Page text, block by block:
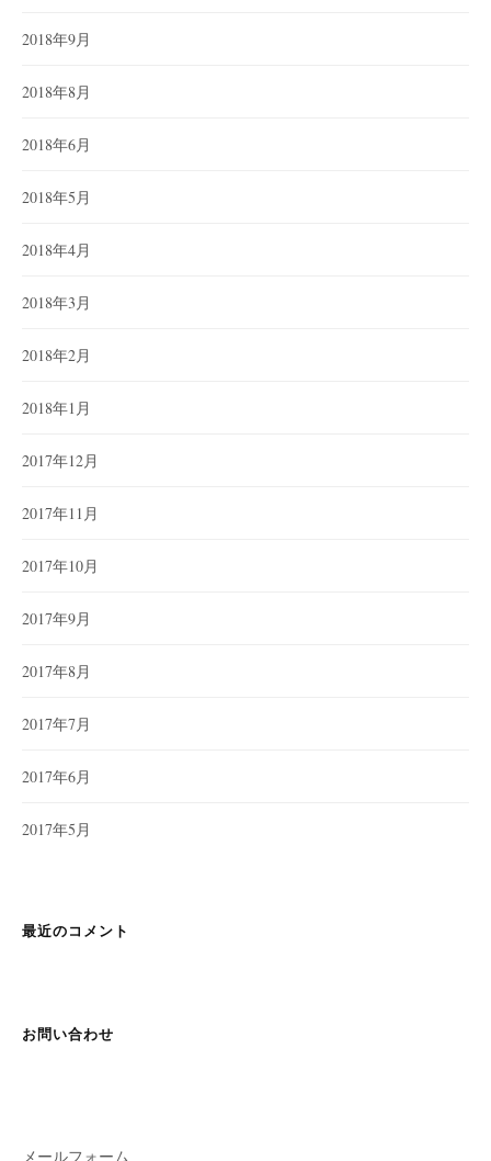
2018年9月
2018年8月
2018年6月
2018年5月
2018年4月
2018年3月
2018年2月
2018年1月
2017年12月
2017年11月
2017年10月
2017年9月
2017年8月
2017年7月
2017年6月
2017年5月
最近のコメント
お問い合わせ
メールフォーム